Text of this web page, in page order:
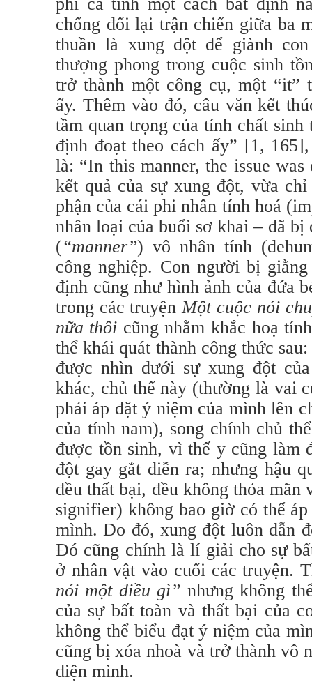
chống đối lại trận chiến giữa ba
thuần là xung đột để giành
thượng phong trong cuộc sinh
trở thành một công cụ, một “it”
ấy. Thêm vào đó, câu văn kết
tầm quan trọng của tính chất
định đoạt theo cách ấy” [1,
là: “In this manner, the issue was
kết quả của sự xung đột, vừa
phận của cái phi nhân tính hoá
nhân loại của buổi sơ khai – đã
(“manner”) vô nhân tính
công nghiệp. Con người bị
định cũng như hình ảnh của đứa
trong các truyệnMột cuộc nói
nữa thôi cũng nhằm khắc hoạ
thể khái quát thành công thức
được nhìn dưới sự xung đột
khác, chủ thể này (thường là vai
phải áp đặt ý niệm của mình lên
của tính nam), song chính chủ
được tồn sinh, vì thế y cũng làm
đột gay gắt diễn ra; nhưng hậu
đều thất bại, đều không thỏa mãn
signifier) không bao giờ có thể
mình. Do đó, xung đột luôn dẫn
Đó cũng chính là lí giải cho sự
ở nhân vật vào cuối các truyện.
nói một điều gì” nhưng không
của sự bất toàn và thất bại của
không thể biểu đạt ý niệm của
cũng bị xóa nhoà và trở thành vô
diện mình.